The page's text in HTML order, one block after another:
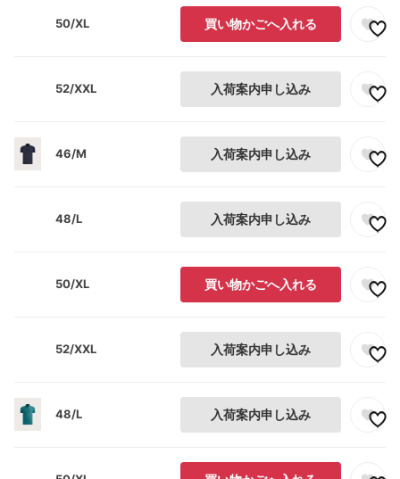
50/XL 買い物かごへ入れる
52/XXL 入荷案内申し込み
46/M 入荷案内申し込み
48/L 入荷案内申し込み
50/XL 買い物かごへ入れる
52/XXL 入荷案内申し込み
48/L 入荷案内申し込み